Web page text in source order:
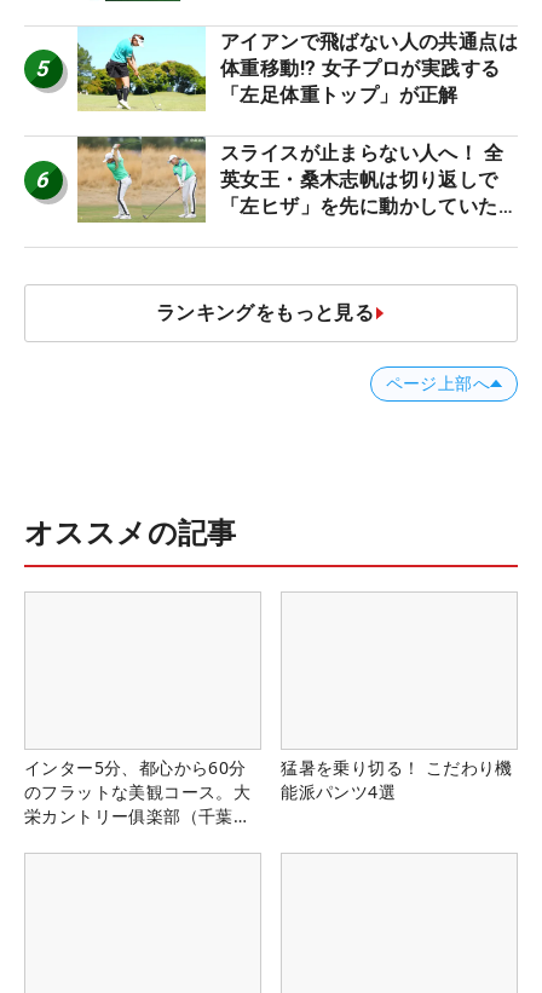
5
アイアンで飛ばない人の共通点は
体重移動!? 女子プロが実践する
「左足体重トップ」が正解
6
スライスが止まらない人へ！ 全
英女王・桑木志帆は切り返しで
「左ヒザ」を先に動かしていた
ランキングをもっと見る
ページ上部へ
オススメの記事
インター5分、都心から60分
のフラットな美観コース。大
栄カントリー俱楽部（千葉
猛暑を乗り切る！ こだわり機
能派パンツ4選